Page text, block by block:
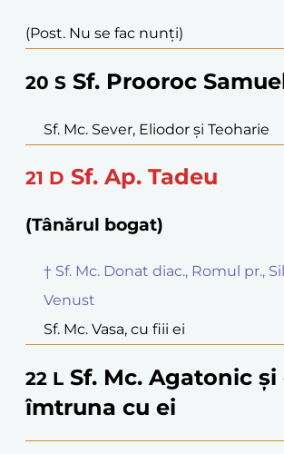
(Post. Nu se fac nunți)
20 S Sf. Prooroc
Sf. Mc. Sever, Eliodor și Teoharie
21 D Sf. Ap. Tadeu
(Tânărul bogat)
† Sf. Mc. Donat diac., Romul pr.,
Venust
Sf. Mc. Vasa, cu fiii ei
22 L Sf. Mc. Agatonic și
îmtruna cu ei